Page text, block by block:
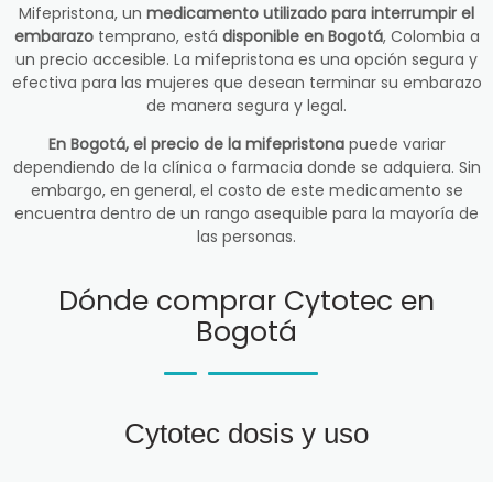
Mifepristona, un medicamento utilizado para interrumpir el
embarazotemprano, está disponible en Bogotá, Colombia a
un precio accesible. La mifepristona es una opción segura y
efectiva para las mujeres que desean terminar su embarazo
de manera segura y legal.
En Bogotá, el precio de la mifepristonapuede variar
dependiendo de la clínica o farmacia donde se adquiera. Sin
embargo, en general, el costo de este medicamento se
encuentra dentro de un rango asequible para la mayoría de
las personas.
Dónde comprar Cytotec en
Bogotá
Cytotec dosis y uso